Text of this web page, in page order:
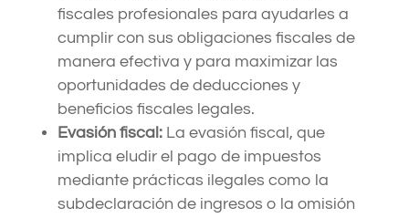
fiscales profesionales para ayudarles a
cumplir con sus obligaciones fiscales de
manera efectiva y para maximizar las
oportunidades de deducciones y
beneficios fiscales legales.
Evasión fiscal:La evasión fiscal, que
implica eludir el pago de impuestos
mediante prácticas ilegales como la
subdeclaración de ingresos o la omisión